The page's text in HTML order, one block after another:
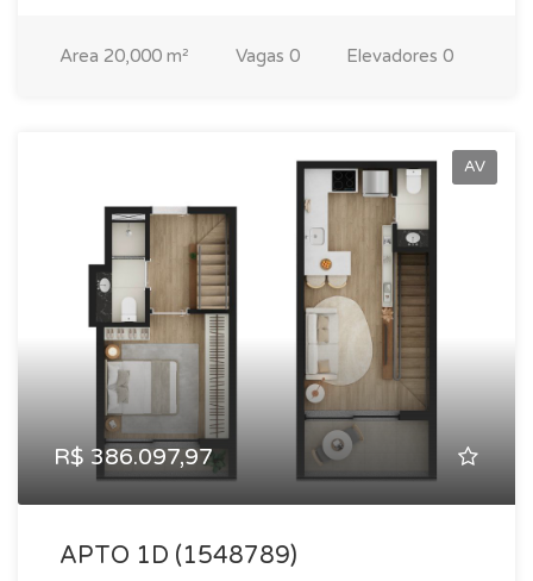
Area 20,000 m² Vagas 0 Elevadores 0
AV
R$ 386.097,97
APTO 1D (1548789)